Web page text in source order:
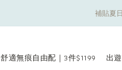
補貼夏
補貼夏
舒適無痕自由配｜3件$1199
出